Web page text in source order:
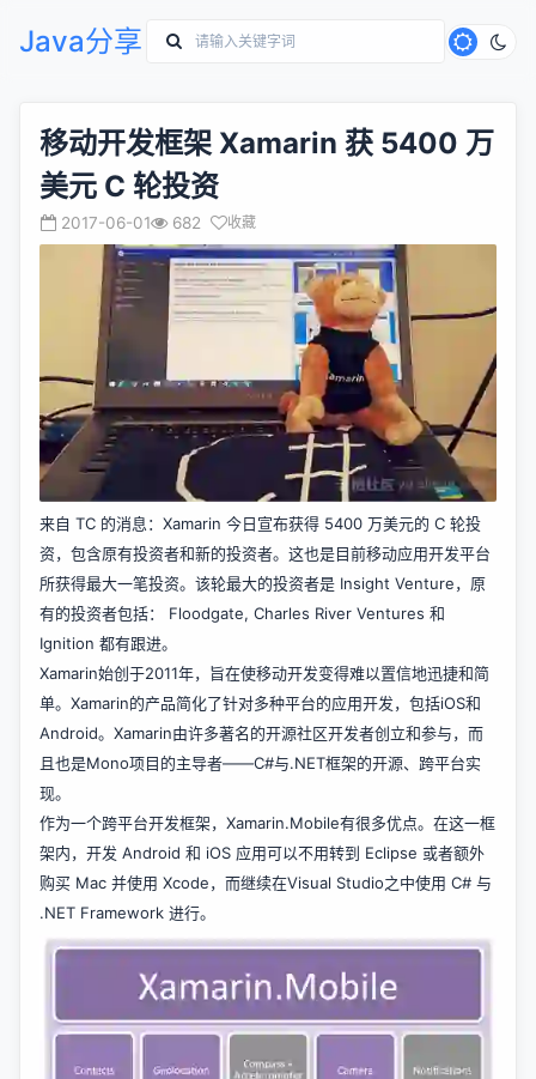
Java分享
移动开发框架 Xamarin 获 5400 万
美元 C 轮投资
2017-06-01 682 收藏
来自 TC 的消息：Xamarin 今日宣布获得 5400 万美元的 C 轮投
资，包含原有投资者和新的投资者。这也是目前移动应用开发平台
所获得最大一笔投资。该轮最大的投资者是 Insight Venture，原
有的投资者包括： Floodgate, Charles River Ventures 和
Ignition 都有跟进。
Xamarin始创于2011年，旨在使移动开发变得难以置信地迅捷和简
单。Xamarin的产品简化了针对多种平台的应用开发，包括iOS和
Android。Xamarin由许多著名的开源社区开发者创立和参与，而
且也是Mono项目的主导者——C#与.NET框架的开源、跨平台实
现。
作为一个跨平台开发框架，Xamarin.Mobile有很多优点。在这一框
架内，开发 Android 和 iOS 应用可以不用转到 Eclipse 或者额外
购买 Mac 并使用 Xcode，而继续在Visual Studio之中使用 C# 与
.NET Framework 进行。